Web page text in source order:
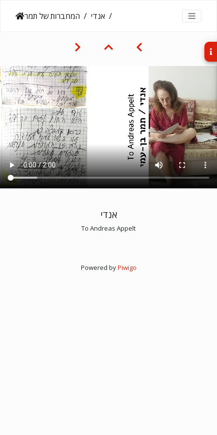
המחברות של תמר אנדי
אנדי
To Andreas Appelt
Powered byPiwigo